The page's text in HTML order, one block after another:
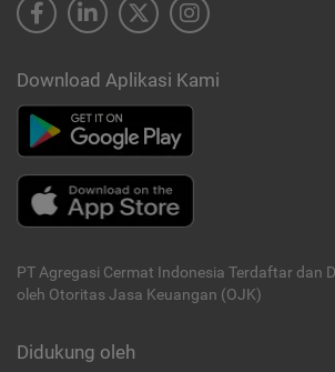
Download Aplikasi Kami
PT Agregasi Cermat Indonesia Terdaftar dan
oleh Otoritas Jasa Keuangan (OJK)
Didukung oleh